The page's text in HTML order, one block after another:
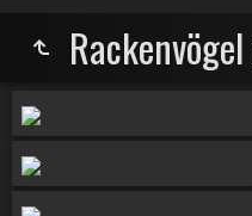
Rackenvögel